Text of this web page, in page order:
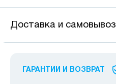
Доставка и самовывоз
ГАРАНТИИ И ВОЗВРАТ